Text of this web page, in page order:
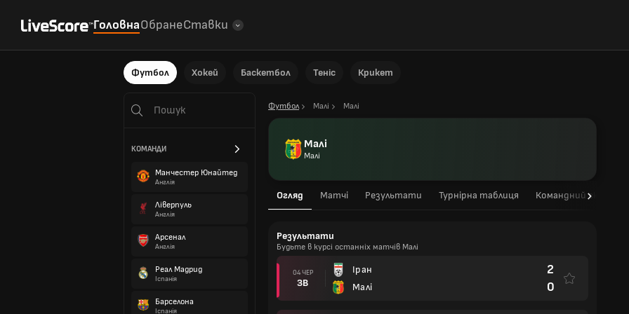
ГоловнаОбранеСтавки
Футбол Хокей Баскетбол Теніс Крикет
КОМАНДИ
Манчестер Юнайтед
Англія
Ліверпуль
Англія
Арсенал
Англія
Реал Мадрид
Іспанія
Барселона
Іспанія
Футбол Малі Малі
Малі
Малі
Огляд Матчі Результати Турнірна таблиця Командний склад
Результати
Будьте в курсі останніх матчів Малі
04 ЧЕР
ЗВ
Іран
Малі
2
0